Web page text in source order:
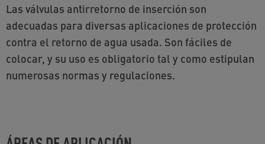
Las válvulas antirretorno de inserción son
adecuadas para diversas aplicaciones de protección
contra el retorno de agua usada. Son fáciles de
colocar, y su uso es obligatorio tal y como estipulan
numerosas normas y regulaciones.